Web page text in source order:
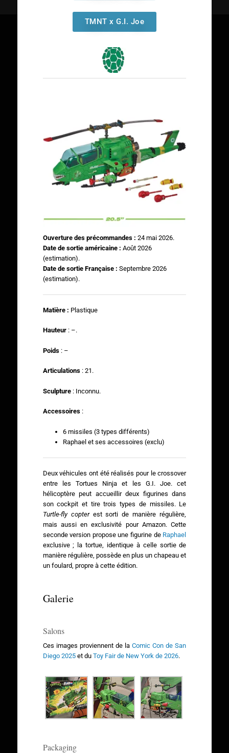
TMNT x G.I. Joe
Ouverture des précommandes : 24 mai 2026.
Date de sortie américaine : Août 2026
(estimation).
Date de sortie Française : Septembre 2026
(estimation).
Matière : Plastique
Hauteur : –.
Poids: –
Articulations: 21.
Sculpture : Inconnu.
Accessoires:
6 missiles (3 types différents)
Raphael et ses accessoires (exclu)
Deux véhicules ont été réalisés pour le crossover
entre les Tortues Ninja et les G.I. Joe. cet
hélicoptère peut accueillir deux figurines dans
son cockpit et tire trois types de missiles. Le
Turtle-fly copterest sorti de manière régulière,
mais aussi en exclusivité pour Amazon. Cette
seconde version propose une figurine de Raphael
exclusive ; la tortue, identique à celle sortie de
manière régulière, possède en plus un chapeau et
un foulard, propre à cette édition.
Galerie
Salons
Ces images proviennent de laComic Con de San
Diego 2025et du Toy Fair de New York de 2026.
Packaging